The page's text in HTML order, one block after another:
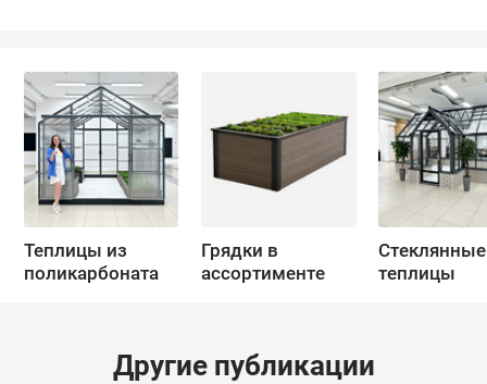
Теплицы из
поликарбоната
Грядки в
ассортименте
Стеклянные
теплицы
Другие публикации